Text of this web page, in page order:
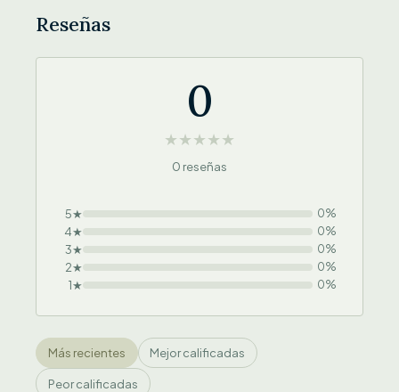
Reseñas
0
★★★★★
0 reseñas
5★ 0%
4★ 0%
3★ 0%
2★ 0%
1★ 0%
Más recientes Mejor calificadas
Peor calificadas